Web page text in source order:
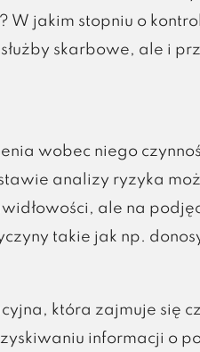
W jakim stopniu o
skarbowe, ale i
wobec niego
analizy ryzyka
ale na
takie jak np.
która zajmuje się
informacji o